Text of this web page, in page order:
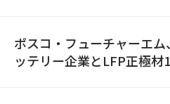
ポスコ・フューチャーエ
ッテリー企業とLFP正極材